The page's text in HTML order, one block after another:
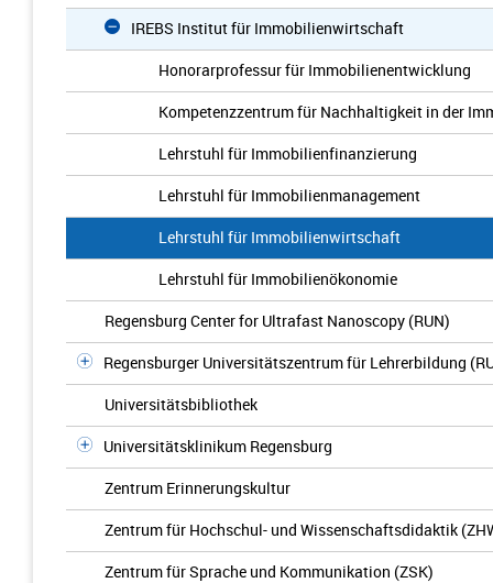
IREBS Institut für Immobilienwirtschaft
Honorarprofessur für Immobilienentwicklung
Kompetenzzentrum für Nachhaltigkeit in der
Lehrstuhl für Immobilienfinanzierung
Lehrstuhl für Immobilienmanagement
Lehrstuhl für Immobilienwirtschaft
Lehrstuhl für Immobilienökonomie
Regensburg Center for Ultrafast Nanoscopy (RUN)
Regensburger Universitätszentrum für Lehrerbildung
Universitätsbibliothek
Universitätsklinikum Regensburg
Zentrum Erinnerungskultur
Zentrum für Hochschul- und Wissenschaftsdidaktik
Zentrum für Sprache und Kommunikation (ZSK)